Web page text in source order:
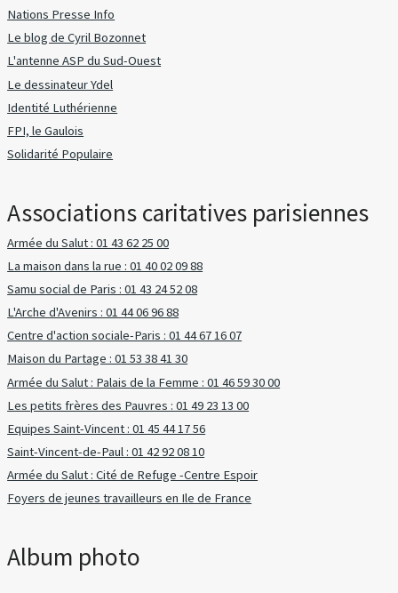
Nations Presse Info
Le blog de Cyril Bozonnet
L'antenne ASP du Sud-Ouest
Le dessinateur Ydel
Identité Luthérienne
FPI, le Gaulois
Solidarité Populaire
Associations caritatives parisiennes
Armée du Salut : 01 43 62 25 00
La maison dans la rue : 01 40 02 09 88
Samu social de Paris : 01 43 24 52 08
L'Arche d'Avenirs : 01 44 06 96 88
Centre d'action sociale-Paris : 01 44 67 16 07
Maison du Partage : 01 53 38 41 30
Armée du Salut : Palais de la Femme : 01 46 59 30 00
Les petits frères des Pauvres : 01 49 23 13 00
Equipes Saint-Vincent : 01 45 44 17 56
Saint-Vincent-de-Paul : 01 42 92 08 10
Armée du Salut : Cité de Refuge -Centre Espoir
Foyers de jeunes travailleurs en Ile de France
Album photo